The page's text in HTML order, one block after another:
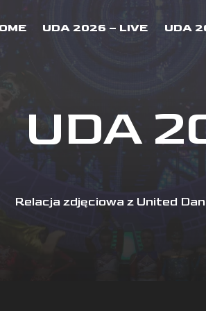
UDA 2026 – LIVE UDA
UDA
Relacja zdjęciowa z United